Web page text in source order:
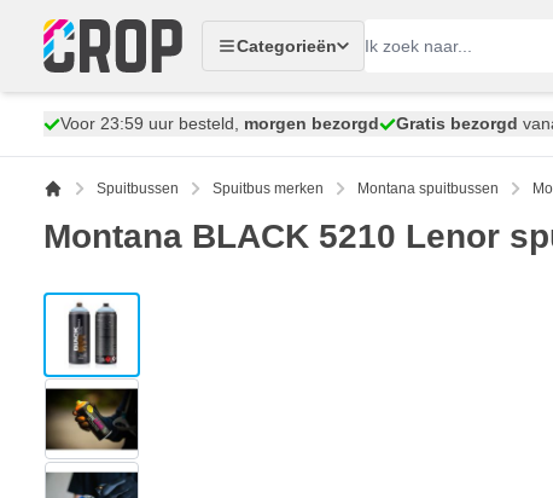
Categorieën
Voor 23:59 uur besteld, morgen bezorgd Gratis bezorgd
Spuitbussen Spuitbus merken Montana spuitbussen
Montana BLACK 5210 Lenor
View larger image
View larger image
View larger image